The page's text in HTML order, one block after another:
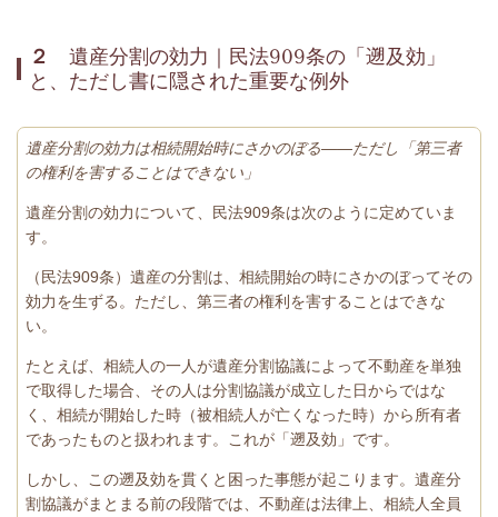
２ 遺産分割の効力｜民法909条の「遡及効」
と、ただし書に隠された重要な例外
遺産分割の効力は相続開始時にさかのぼる——ただし「第三者
の権利を害することはできない」
遺産分割の効力について、民法909条は次のように定めていま
す。
（民法909条）遺産の分割は、相続開始の時にさかのぼってその
効力を生ずる。ただし、第三者の権利を害することはできな
い。
たとえば、相続人の一人が遺産分割協議によって不動産を単独
で取得した場合、その人は分割協議が成立した日からではな
く、相続が開始した時（被相続人が亡くなった時）から所有者
であったものと扱われます。これが「遡及効」です。
しかし、この遡及効を貫くと困った事態が起こります。遺産分
割協議がまとまる前の段階では、不動産は法律上、相続人全員